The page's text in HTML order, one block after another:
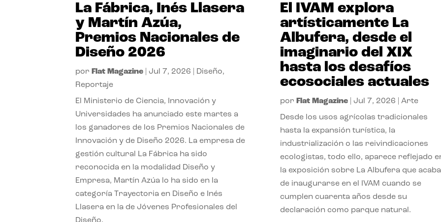
La Fábrica, Inés Llasera
y Martín Azúa,
Premios Nacionales de
Diseño 2026
por Flat Magazine Jul 7, 2026 Diseño,
Reportaje
El Ministerio de Ciencia, Innovación y
Universidades ha anunciado este martes a
los ganadores de los Premios Nacionales de
Innovación y de Diseño 2026. La empresa de
gestión cultural La Fábrica ha sido
reconocida en la modalidad Diseño y
Empresa, Martín Azúa lo ha sido en la
categoría Trayectoria en Diseño e Inés
Llasera en la de Jóvenes Profesionales del
El IVAM explora
artísticamente La
Albufera, desde el
imaginario del XIX
hasta los desafíos
ecosociales actuales
por Flat Magazine| Jul 7, 2026 Arte
Desde los usos agrícolas tradicionales
hasta la expansión turística, la
industrialización o las reivindicaciones
ecologistas, todo ello, aparece reflejado
la exposición sobre La Albufera que acaba
de inaugurarse en el IVAM cuando se
cumplen cuarenta años desde su
declaración como parque natural.